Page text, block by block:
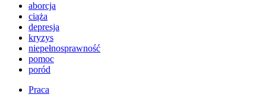
aborcja
ciąża
depresja
kryzys
niepełnosprawność
pomoc
poród
Praca